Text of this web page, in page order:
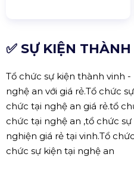
✅ SỰ KIỆN
Tổ chức sự kiện thành vinh
nghệ an với giá rẻ.Tổ chức
chức tại nghệ an giá rẻ.tổ
chức tại nghệ an ,tổ chức
nghiện giá rẻ tại vinh.Tổ
chức sự kiện tại nghệ an